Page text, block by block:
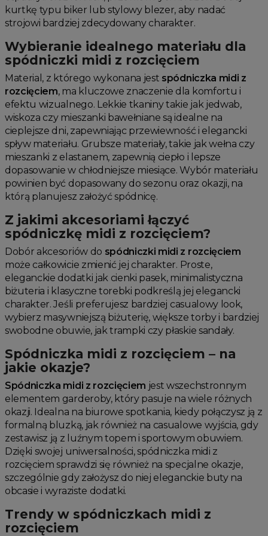
kurtkę typu biker lub stylowy blezer, aby nadać
strojowi bardziej zdecydowany charakter.
Wybieranie idealnego materiału dla
spódniczki midi z rozcięciem
Material, z którego wykonana jest spódniczka midi z
rozcięciem, ma kluczowe znaczenie dla komfortu i
efektu wizualnego. Lekkie tkaniny takie jak jedwab,
wiskoza czy mieszanki bawełniane są idealne na
cieplejsze dni, zapewniając przewiewność i elegancki
spływ materiału. Grubsze materiały, takie jak wełna czy
mieszanki z elastanem, zapewnią ciepło i lepsze
dopasowanie w chłodniejsze miesiące. Wybór materiału
powinien być dopasowany do sezonu oraz okazji, na
którą planujesz założyć spódnicę.
Z jakimi akcesoriami łączyć
spódniczkę midi z rozcięciem?
Dobór akcesoriów do spódniczki midi z rozcięciem
może całkowicie zmienić jej charakter. Proste,
eleganckie dodatki jak cienki pasek, minimalistyczna
biżuteria i klasyczne torebki podkreślą jej elegancki
charakter. Jeśli preferujesz bardziej casualowy look,
wybierz masywniejszą biżuterię, większe torby i bardziej
swobodne obuwie, jak trampki czy płaskie sandały.
Spódniczka midi z rozcięciem – na
jakie okazje?
Spódniczka midi z rozcięciem jest wszechstronnym
elementem garderoby, który pasuje na wiele różnych
okazji. Idealna na biurowe spotkania, kiedy połączysz ją z
formalną bluzką, jak również na casualowe wyjścia, gdy
zestawisz ją z luźnym topem i sportowym obuwiem.
Dzięki swojej uniwersalności, spódniczka midi z
rozcięciem sprawdzi się również na specjalne okazje,
szczególnie gdy założysz do niej eleganckie buty na
obcasie i wyraziste dodatki.
Trendy w spódniczkach midi z
rozcięciem